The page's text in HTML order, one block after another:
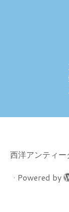
西洋アンティ
· Powered by